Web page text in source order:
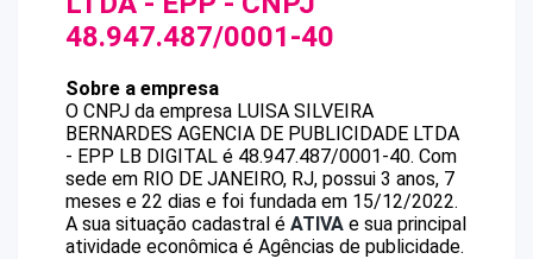
48.947.487/0001-40
Sobre a empresa
O CNPJ da empresa LUISA SILVEIRA
BERNARDES AGENCIA DE PUBLICIDADE LTDA
- EPP LB DIGITAL é 48.947.487/0001-40. Com
sede em RIO DE JANEIRO, RJ, possui 3 anos, 7
meses e 22 dias e foi fundada em 15/12/2022.
A sua situação cadastral é ATIVA e sua principal
atividade econômica é Agências de publicidade.